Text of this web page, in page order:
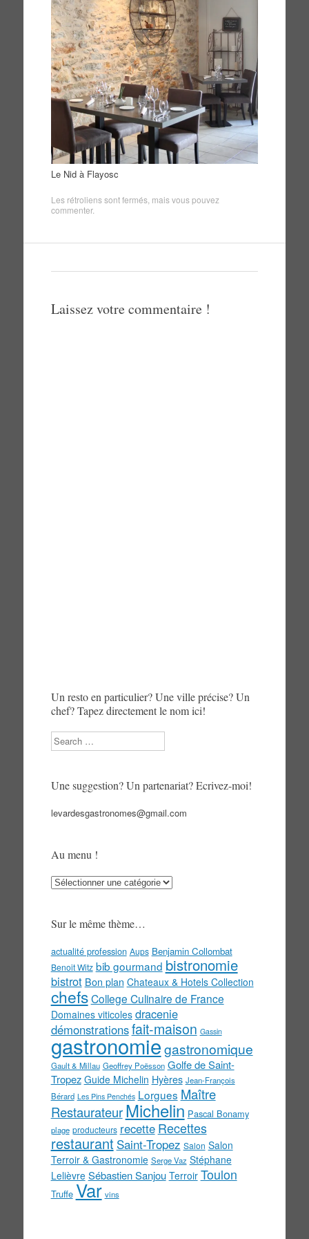
Le Nid à Flayosc
Les rétroliens sont fermés, mais vous pouvez
commenter.
Laissez votre commentaire !
Un resto en particulier? Une ville précise? Un
chef? Tapez directement le nom ici!
Search
Une suggestion? Un partenariat? Ecrivez-moi!
levardesgastronomes@gmail.com
Au menu !
Au
Sur le même thème…
actualité profession Aups Benjamin Collombat
Benoit Witz bib gourmand bistronomie
bistrot Bon plan Chateaux & Hotels Collection
chefs College Culinaire de France
Domaines viticoles dracenie
démonstrationsfait-maison Gassin
gastronomiegastronomique
Gault & Millau Geoffrey Poësson Golfe de Saint-
Tropez Guide Michelin Hyères Jean-François
Bérard Les Pins Penchés Lorgues Maître
Restaurateur Michelin Pascal Bonamy
plage producteurs recette Recettes
restaurant Saint-Tropez Salon Salon
Terroir & Gastronomie Serge Vaz Stéphane
Lelièvre Sébastien Sanjou Terroir Toulon
Truffe Var vins